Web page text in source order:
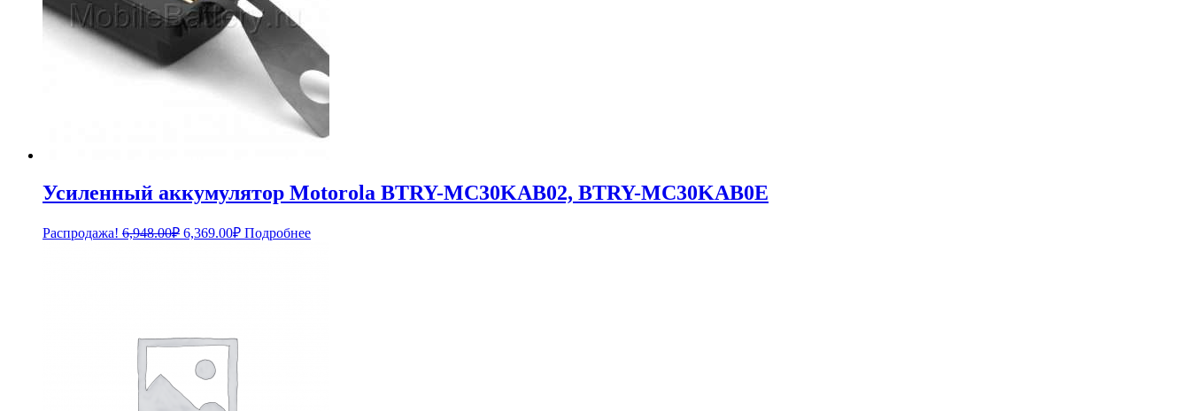
Усиленный аккумулятор Motorola BTRY-MC30KAB02, BTRY-MC30KAB0E
Распродажа! 6,948.00₽ Первоначальная
6,369.00₽Текущая
цена:
Подробнее